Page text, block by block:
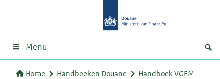
Menu
Home Handboeken Douane
Handboek VGEM